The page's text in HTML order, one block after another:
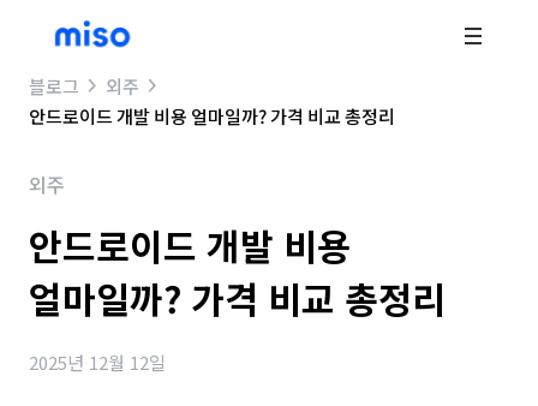
블로그
외주
안드로이드 개발 비용 얼마일까? 가격 비교 총정리
외주
안드로이드 개발 비용
얼마일까? 가격 비교 총정리
2025년 12월 12일